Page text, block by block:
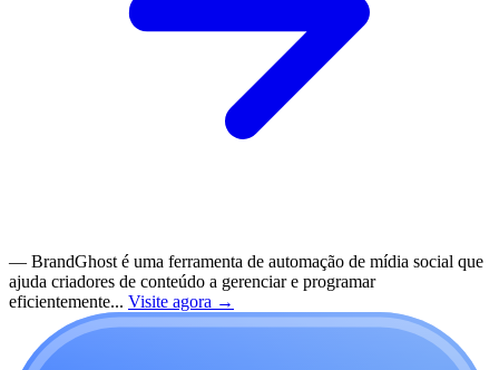
— BrandGhost é uma ferramenta de automação de mídia social que
ajuda criadores de conteúdo a gerenciar e programar
eficientemente... Visite agora →